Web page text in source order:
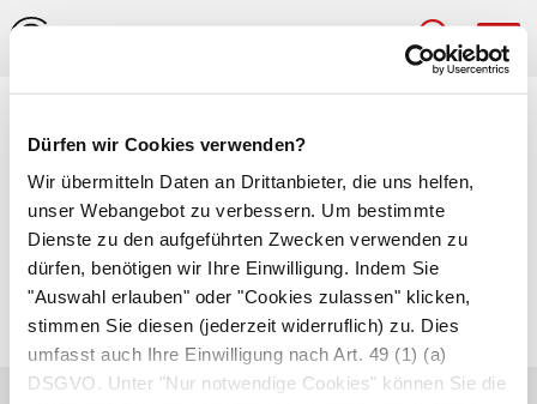
Dürfen wir Cookies verwenden?
Wir übermitteln Daten an Drittanbieter, die uns helfen,
unser Webangebot zu verbessern. Um bestimmte
Dienste zu den aufgeführten Zwecken verwenden zu
dürfen, benötigen wir Ihre Einwilligung. Indem Sie
"Auswahl erlauben" oder "Cookies zulassen" klicken,
stimmen Sie diesen (jederzeit widerruflich) zu. Dies
umfasst auch Ihre Einwilligung nach Art. 49 (1) (a)
DSGVO. Unter "Nur notwendige Cookies" können Sie die
Vor allem während der Geburt stattfindender
Übertritt von kindlichem Blut über den
Mutterkuchen in den mütterlichen Kreislauf.
Autor*innen
zuletzt geändert am01.01.1970 um 01:00 Uhr